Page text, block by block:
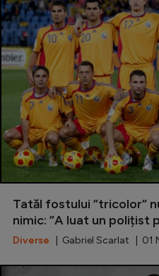
Auto
Rugby
Ciclism
Alte sporturi
JO 2024
JO 2026
Intră în cont
Tatăl fostului ”tricolor”
nimic: ”A luat un polițist
Diverse | Gabriel Scarlat | 01